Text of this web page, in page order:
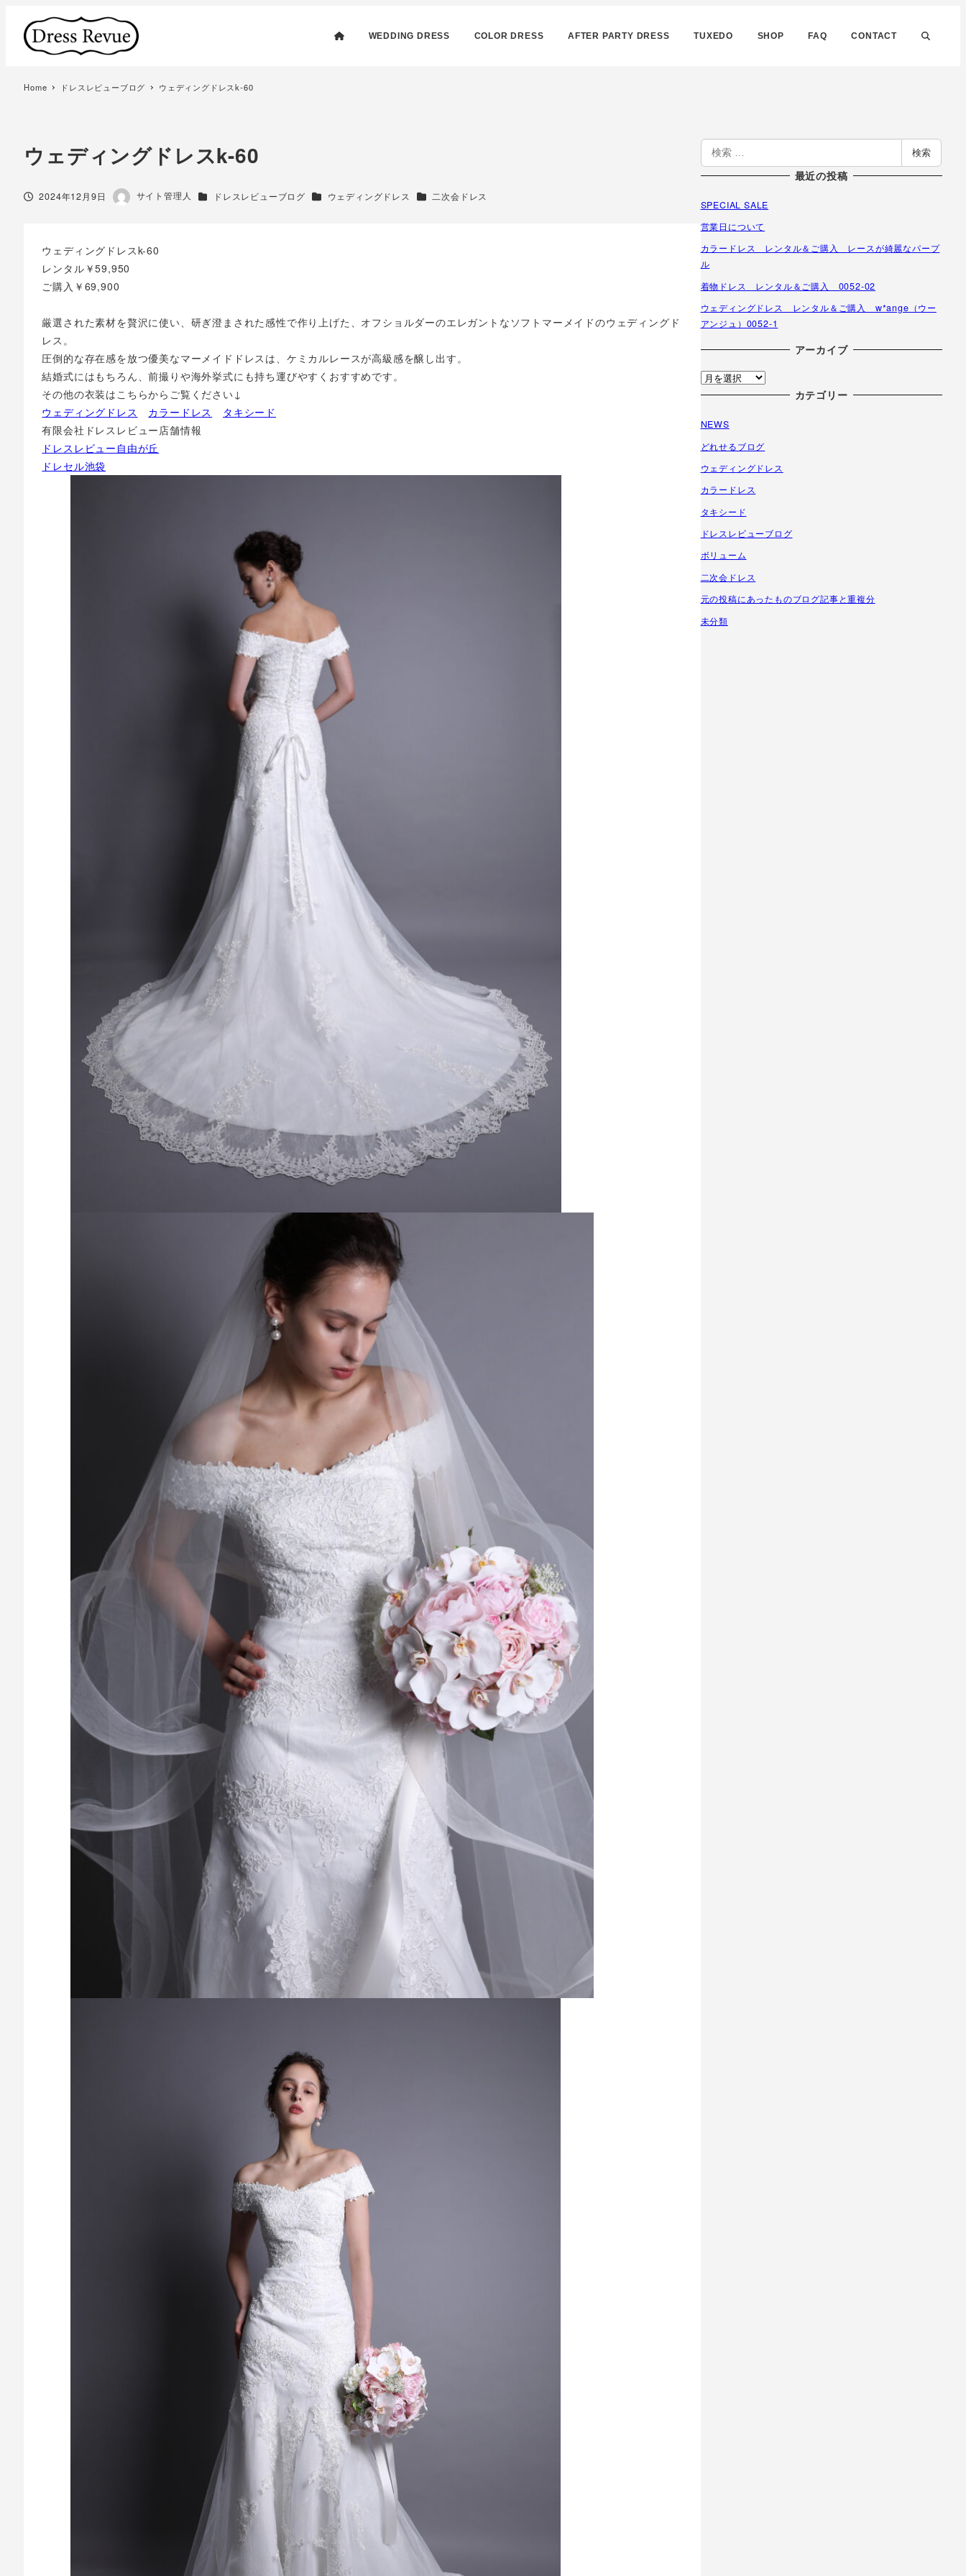
WEDDING DRESS COLOR DRESS AFTER PARTY DRESS TUXEDO SHOP FAQ CONTACT
Home ドレスレビューブログ ウェディングドレスk-60
ウェディングドレスk-60
投稿日
2024年12月9日
著
サイト管理人 カテゴリー
ドレスレビューブログ カテゴリー
ウェディングドレス カテゴリー
二次会ドレス
ウェディングドレスk-60
レンタル￥59,950
ご購入￥69,900
厳選された素材を贅沢に使い、研ぎ澄まされた感性で作り上げた、オフショルダーのエレガントなソフトマーメイドのウェディングド
レス。
圧倒的な存在感を放つ優美なマーメイドドレスは、ケミカルレースが高級感を醸し出す。
結婚式にはもちろん、前撮りや海外挙式にも持ち運びやすくおすすめです。
その他の衣装はこちらからご覧ください↓
ウェディングドレス
カラードレス
タキシード
有限会社ドレスレビュー店舗情報
ドレスレビュー自由が丘
ドレセル池袋
検
索
検索
最近の投稿
SPECIAL SALE
営業日について
カラードレス レンタル＆ご購入 レースが綺麗なパープ
ル
着物ドレス レンタル＆ご購入 0052-02
ウェディングドレス レンタル＆ご購入 w*ange（ウー
アンジュ）0052-1
アーカイブ
ア
ー
イ
ブ
カテゴリー
NEWS
どれせるブログ
ウェディングドレス
カラードレス
タキシード
ドレスレビューブログ
ボリューム
二次会ドレス
元の投稿にあったものブログ記事と重複分
未分類